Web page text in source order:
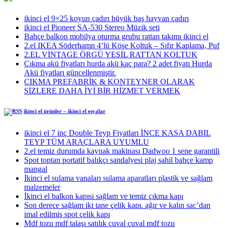
ikinci el 9×25 koyun çadırı büyük baş hayvan çadırı
ikinci el Pioneer SA-530 Stereo Müzik seti
Bahçe balkon mobilya oturma grubu rattan takımı ikinci el
2.el IKEA Söderhamn 4’lü Köşe Koltuk – Sıfır Kaplama, Puf
2.EL VİNTAGE ÖRGÜ YEŞİL RATTAN KOLTUK
Çıkma akü fiyatları hurda akü kaç para? 2 adet fiyatı Hurda
Akü fiyatları güncellenmiştir.
ÇIKMA PREFABRİK & KONTEYNER OLARAK
SİZLERE DAHA İYİ BİR HİZMET VERMEK
ikinci el ürünler – ikinci el eşyalar
ikinci el 7 inç Double Teyp Fiyatları İNCE KASA DABIL
TEYP TÜM ARAÇLARA UYUMLU
2.el temiz durumda kaynak makinası Dadwoo 1 sene garantili
Spot toptan portatif balıkçı sandalyesi plaj sahil bahçe kamp
mangal
İkinci el sulama vanaları sulama aparatları plastik ve sağlam
malzemeler
İkinci el balkon kapısı sağlam ve temiz çıkma kapı
Son derece sağlam iki tane çelik kapı. ağır ve kalın sac’dan
imal edilmiş spot çelik kapı
Mdf tozu mdf talaşı satılık çuval çuval mdf tozu